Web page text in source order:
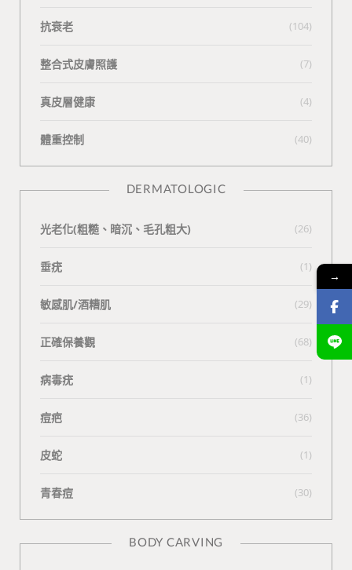
抗衰老 (104)
整合式皮膚照護 (7)
真皮層健康 (4)
體重控制 (40)
DERMATOLOGIC
光老化(粗糙、暗沉、毛孔粗大) (26)
垂疣 (1)
敏感肌/酒糟肌 (29)
正確保養觀 (68)
病毒疣 (1)
痘疤 (36)
皮蛇 (1)
青春痘 (30)
BODY CARVING
→